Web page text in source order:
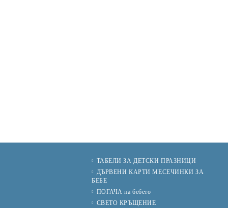
ТАБЕЛИ ЗА ДЕТСКИ ПРАЗНИЦИ
ДЪРВЕНИ КАРТИ МЕСЕЧИНКИ ЗА
БЕБЕ
ПОГАЧА на бебето
СВЕТО КРЪЩЕНИЕ